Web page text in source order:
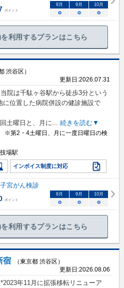
ポイント
8 月 9 月 10月
○ ○ ○
利用するプランはこちら
渋谷区）
更新日:2026.07.31
当院は千駄ヶ谷駅から徒歩3分という
に位置した病院併設の健診施設で
土曜日と、月に... 続きを読む▼
※第2・4土曜日、月に一度日曜日の検
場駅
インボイス制度に対応
宮がん検診
ポイント
8月 9月 10月
○ ○ ○
利用するプランはこちら
宿
（東京都 渋谷区）
更新日:2026.08.06
*2023年11月に拡張移転リニューア